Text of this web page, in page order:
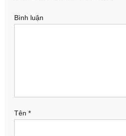
Bình luận
Tên *